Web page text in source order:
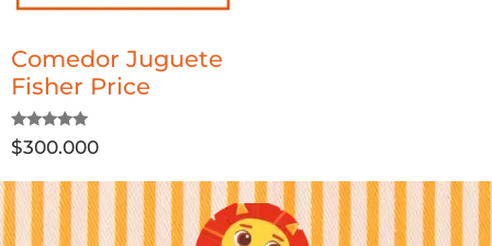
Comedor Juguete
Fisher Price
Valorado
con
de 5
$300.000